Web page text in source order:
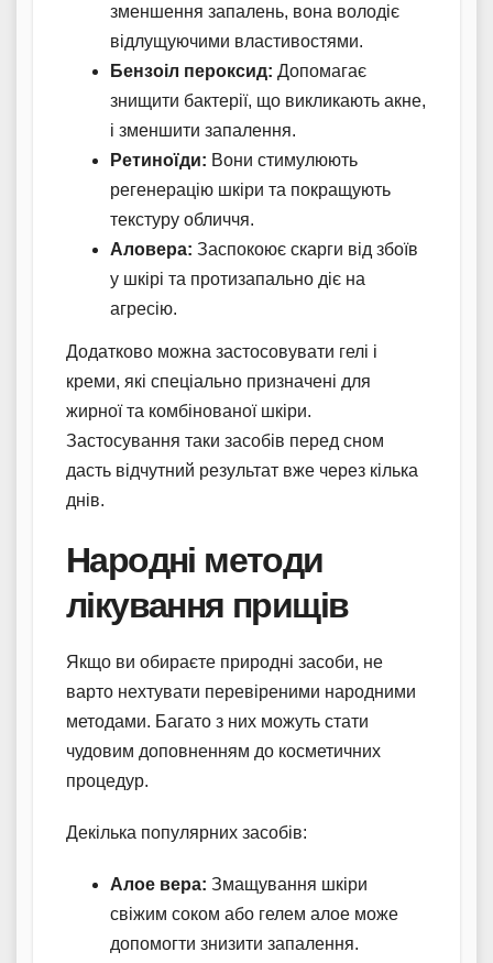
зменшення запалень, вона володіє
відлущуючими властивостями.
Бензоіл пероксид: Допомагає
знищити бактерії, що викликають акне,
і зменшити запалення.
Ретиноїди: Вони стимулюють
регенерацію шкіри та покращують
текстуру обличчя.
Аловера: Заспокоює скарги від збоїв
у шкірі та протизапально діє на
агресію.
Додатково можна застосовувати гелі і
креми, які спеціально призначені для
жирної та комбінованої шкіри.
Застосування таки засобів перед сном
дасть відчутний результат вже через кілька
днів.
Народні методи
лікування прищів
Якщо ви обираєте природні засоби, не
варто нехтувати перевіреними народними
методами. Багато з них можуть стати
чудовим доповненням до косметичних
процедур.
Декілька популярних засобів:
Алое вера: Змащування шкіри
свіжим соком або гелем алое може
допомогти знизити запалення.